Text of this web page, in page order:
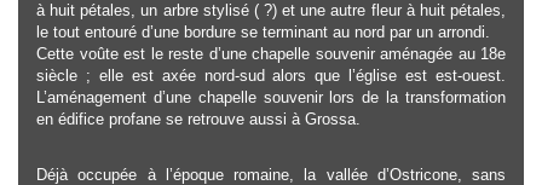
à huit pétales, un arbre stylisé ( ?) et une autre fleur à huit pétales,
le tout entouré d’une bordure se terminant au nord par un arrondi.
Cette voûte est le reste d’une chapelle souvenir aménagée au 18e
siècle ; elle est axée nord-sud alors que l’église est est-ouest.
L’aménagement d’une chapelle souvenir lors de la transformation
en édifice profane se retrouve aussi à Grossa.
Déjà occupée à l’époque romaine, la vallée d’Ostricone, sans